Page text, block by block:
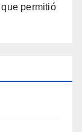
permitió